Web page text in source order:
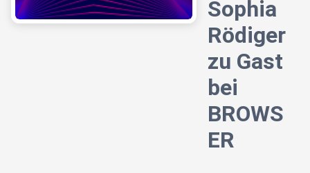
Sophia
Rödiger
zu Gast
bei
BROWS
ER